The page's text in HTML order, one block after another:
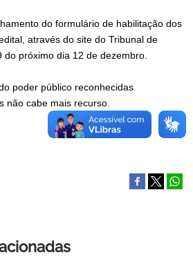
do formulário de habilitação dos
através do site do Tribunal de
do próximo dia 12 de dezembro.
poder público reconhecidas
não cabe mais recurso.